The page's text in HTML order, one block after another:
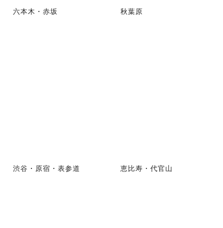
六本木・赤坂 秋葉原
渋谷・原宿・表参道 恵比寿・代官山